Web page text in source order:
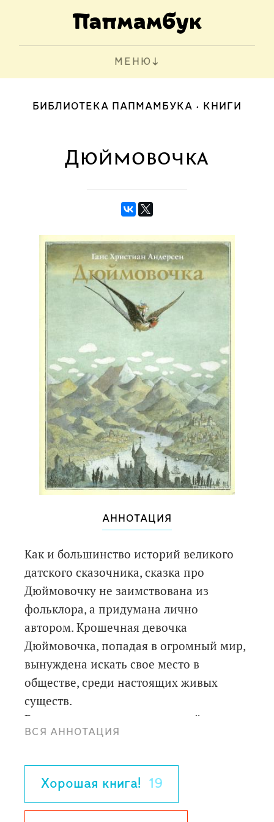
МЕНЮ
БИБЛИОТЕКА ПАПМАМБУКА КНИГИ
Дюймовочка
АННОТАЦИЯ
Как и большинство историй великого
датского сказочника, сказка про
Дюймовочку не заимствована из
фольклора, а придумана лично
автором. Крошечная девочка
Дюймовочка, попадая в огромный мир,
вынуждена искать свое место в
обществе, среди настоящих живых
существ.
В первых переводах на русский язык
сказка "Дюймовочка" называлась
придумала замечательная русская
переводчица Анна Ганзен. Вместе со
своим мужем датчанином Петром
ВСЯ АННОТАЦИЯ
Хорошая книга! 19